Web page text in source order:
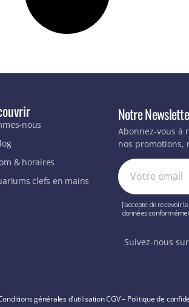
nous
& horaires
clefs en mains
Notre
Abonnez-vous à
nos promotions,
J'accepte de recevoir
données
Suivez-nous
générales d’utilisationCGV– Politique de